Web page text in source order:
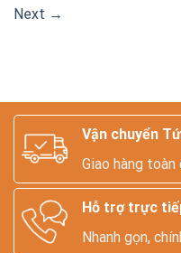
Next →
Vận chuyển
Giao hàng toàn
Hỗ trợ trực
Nhanh gọn,